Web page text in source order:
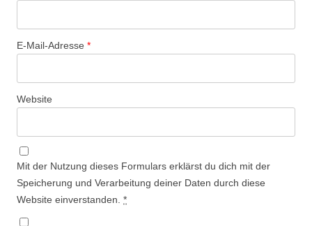
E-Mail-Adresse *
Website
Mit der Nutzung dieses Formulars erklärst du dich mit der
Speicherung und Verarbeitung deiner Daten durch diese
Website einverstanden. *